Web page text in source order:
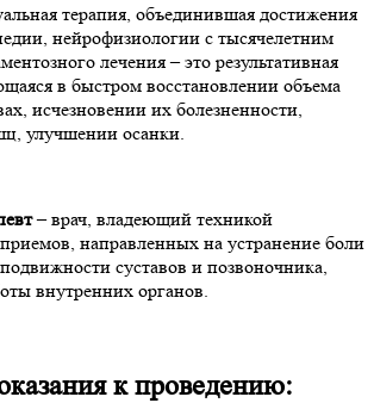
терапия, объединившая достижения
нейрофизиологии с тысячелетним
лечения – это результативная
в быстром восстановлении объема
исчезновении их болезненности,
улучшении осанки.
– врач, владеющий техникой
направленных на устранение боли
суставов и позвоночника,
внутренних органов.
к проведению: